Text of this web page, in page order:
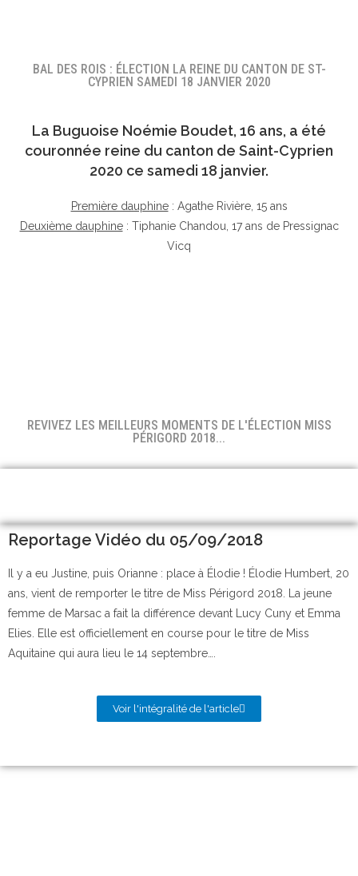
BAL DES ROIS : ÉLECTION LA REINE DU CANTON DE ST-
CYPRIEN SAMEDI 18 JANVIER 2020
La Buguoise Noémie Boudet, 16 ans, a été
couronnée reine du canton de Saint-Cyprien
2020 ce samedi 18 janvier.
Première dauphine: Agathe Rivière, 15 ans
Deuxième dauphine: Tiphanie Chandou, 17 ans de Pressignac
Vicq
REVIVEZ LES MEILLEURS MOMENTS DE L'ÉLECTION MISS
PÉRIGORD 2018...
Reportage Vidéo du 05/09/2018
Il y a eu Justine, puis Orianne : place à Élodie ! Élodie Humbert, 20
ans, vient de remporter le titre de Miss Périgord 2018. La jeune
femme de Marsac a fait la différence devant Lucy Cuny et Emma
Elies. Elle est officiellement en course pour le titre de Miss
Aquitaine qui aura lieu le 14 septembre….
Voir l'intégralité de l'article